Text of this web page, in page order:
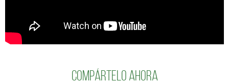
Compártelo ahora